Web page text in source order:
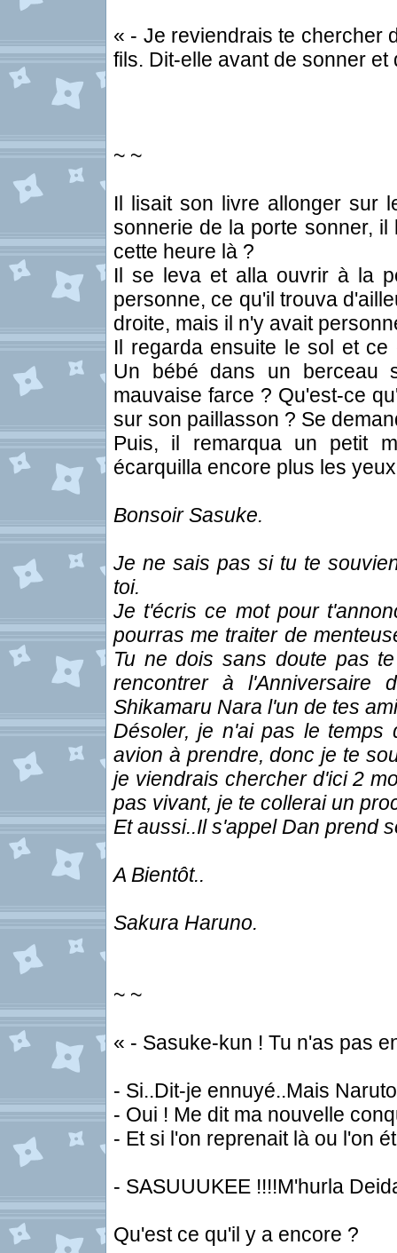
« - Je reviendrais te chercher
fils. Dit-elle avant de sonner et
~ ~
Il lisait son livre allonger sur
sonnerie de la porte sonner,
cette heure là ?
Il se leva et alla ouvrir à la
personne, ce qu'il trouva
droite, mais il n'y avait
Il regarda ensuite le sol et
Un bébé dans un berceau
mauvaise farce ? Qu'est-ce
sur son paillasson ? Se
Puis, il remarqua un petit
écarquilla encore plus les
Bonsoir Sasuke.
Je ne sais pas si tu te
toi.
Je t'écris ce mot pour
pourras me traiter de
Tu ne dois sans doute pas
rencontrer à l'Anniversaire
Shikamaru Nara l'un de tes
Désoler, je n'ai pas le
avion à prendre, donc je te
je viendrais chercher d'ici 2
pas vivant, je te collerai un
Et aussi..Il s'appel Dan prend
A Bientôt..
Sakura Haruno.
~ ~
« - Sasuke-kun ! Tu n'as pas
- Si..Dit-je ennuyé..Mais
- Oui ! Me dit ma nouvelle
- Et si l'on reprenait là ou l'on
- SASUUUKEE !!!!M'hurla
Qu'est ce qu'il y a encore ?